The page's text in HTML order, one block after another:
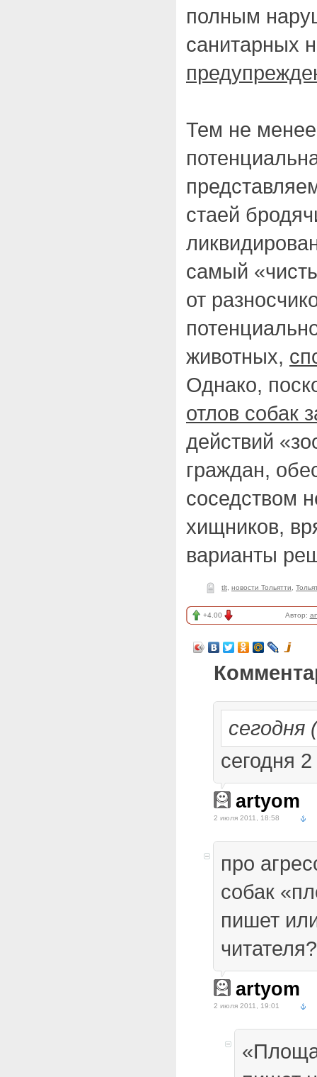
полным
санитарных
Тем не
стаей
самый
от
животных,
Однако,
отлов собак
действий
граждан,
соседством
хищников,
варианты
tlt новости Тольятти
+4.00 Автор:
сегодня
сегодня
artyom
2 июля 2011, 18:58
про
собак
пишет
читателя?
artyom
2 июля 2011, 19:01